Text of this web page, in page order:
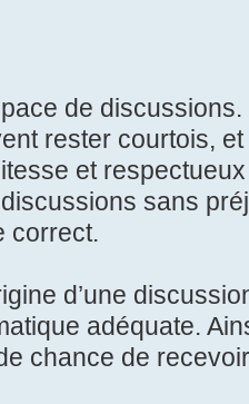
de
rester courtois,
et
sans
correct.
d’une
adéquate.
chance de